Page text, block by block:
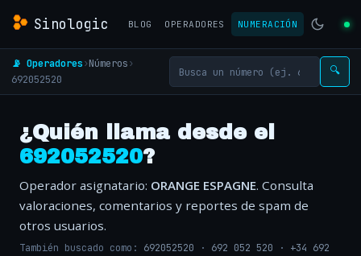
Sinologic BLOG OPERADORES NUMERACIÓN
📡 Operadores›Números›
692052520
🔍
¿Quién llama desde el
692052520?
Operador asignatario: ORANGE ESPAGNE. Consulta
valoraciones, comentarios y reportes de spam de
otros usuarios.
También buscado como: 692052520 · 692 052 520 · +34 692